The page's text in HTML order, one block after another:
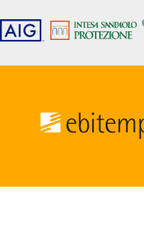
al
contenuto
principale
principale